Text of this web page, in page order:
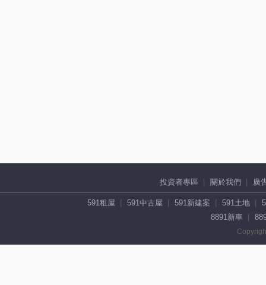
投資者專區 關於我們 廣
591租屋 591中古屋 591新建案 591土地
8891新車